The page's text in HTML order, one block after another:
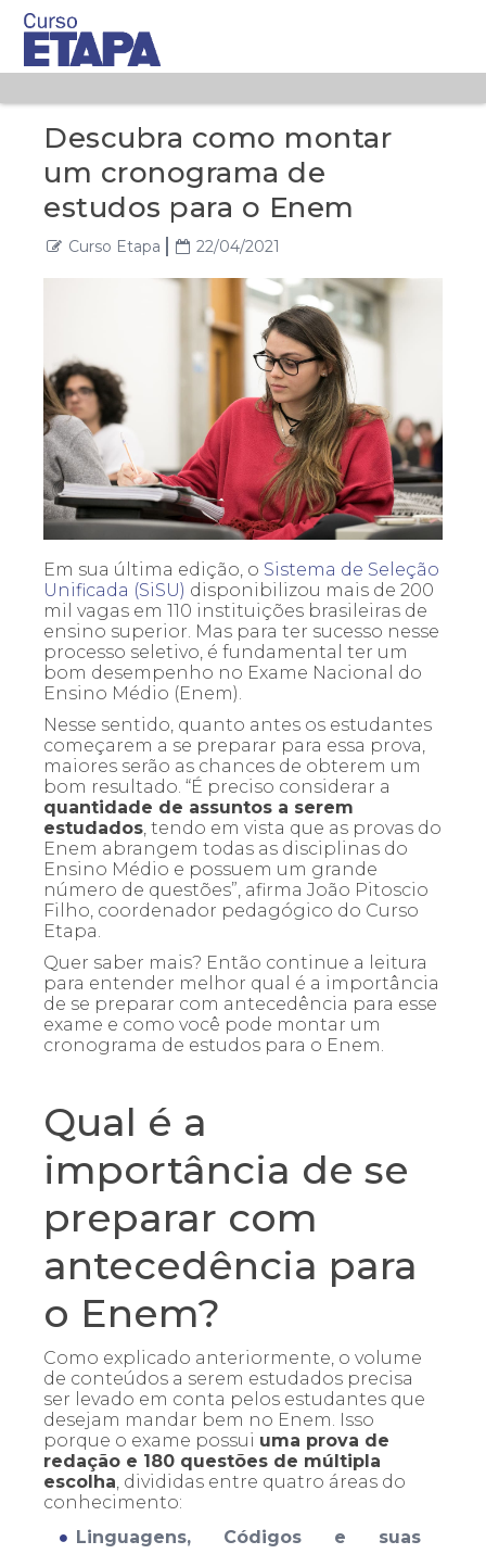
Descubra como montar
um cronograma de
estudos para o Enem
Curso Etapa 22/04/2021
Em sua última edição, o Sistema de Seleção
Unificada (SiSU) disponibilizou mais de 200
mil vagas em 110 instituições brasileiras de
ensino superior. Mas para ter sucesso nesse
processo seletivo, é fundamental ter um
bom desempenho no Exame Nacional do
Ensino Médio (Enem).
Nesse sentido, quanto antes os estudantes
começarem a se preparar para essa prova,
maiores serão as chances de obterem um
bom resultado. “É preciso considerar a
quantidade de assuntos a serem
estudados, tendo em vista que as provas do
Enem abrangem todas as disciplinas do
Ensino Médio e possuem um grande
número de questões”, afirma João Pitoscio
Filho, coordenador pedagógico do Curso
Etapa.
Quer saber mais? Então continue a leitura
para entender melhor qual é a importância
de se preparar com antecedência para esse
exame e como você pode montar um
cronograma de estudos para o Enem.
Qual é a
importância de se
preparar com
antecedência para
o Enem?
Como explicado anteriormente, o volume
de conteúdos a serem estudados precisa
ser levado em conta pelos estudantes que
desejam mandar bem no Enem. Isso
porque o exame possui uma prova de
redação e 180 questões de múltipla
escolha, divididas entre quatro áreas do
conhecimento:
Linguagens, Códigos e suas